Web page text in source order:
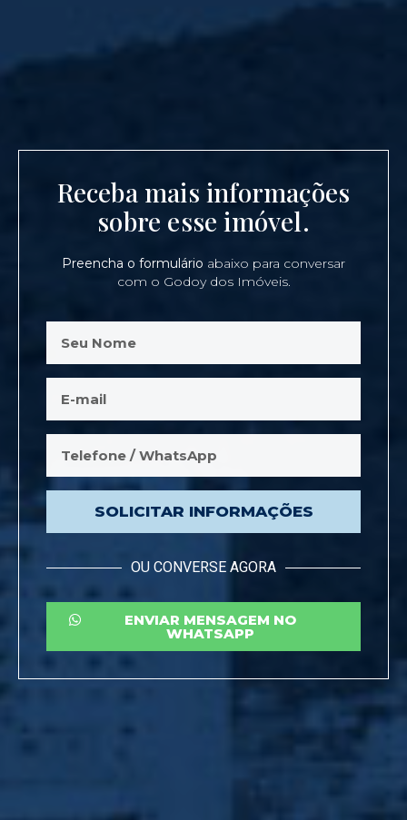
Receba mais informações
sobre esse imóvel.
Preencha o formulário abaixo para conversar
com o Godoy dos Imóveis.
SOLICITAR INFORMAÇÕES
OU CONVERSE AGORA
ENVIAR MENSAGEM NO
WHATSAPP